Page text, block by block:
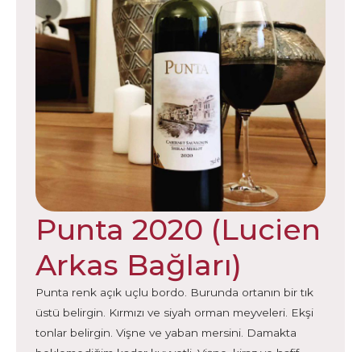
Punta 2020 (Lucien
Arkas Bağları)
Punta renk açık uçlu bordo. Burunda ortanın bir tık
üstü belirgin. Kırmızı ve siyah orman meyveleri. Ekşi
tonlar belirgin. Vişne ve yaban mersini. Damakta